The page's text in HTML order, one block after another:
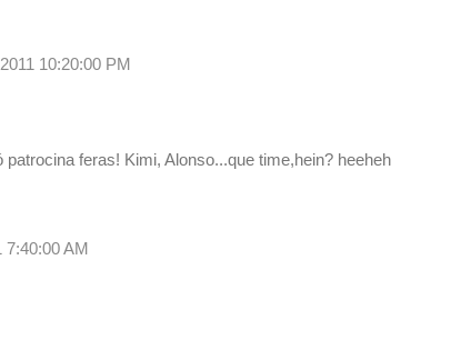
10:20:00 PM
feras! Kimi, Alonso...que time,hein? heeheh
7:40:00 AM